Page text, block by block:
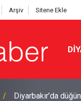
Arşiv Sitene Ekle
Diyarbakır’da